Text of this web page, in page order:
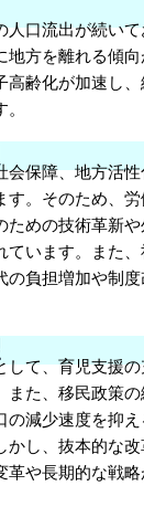
人口流出が続い
地方を離れる傾
高齢化が加速し
会保障、地方活
す。そのため、
ための技術革新
ています。また
の負担増加や制
して、育児支援
また、移民政策
の減少速度を抑
かし、抜本的な
革や長期的な戦